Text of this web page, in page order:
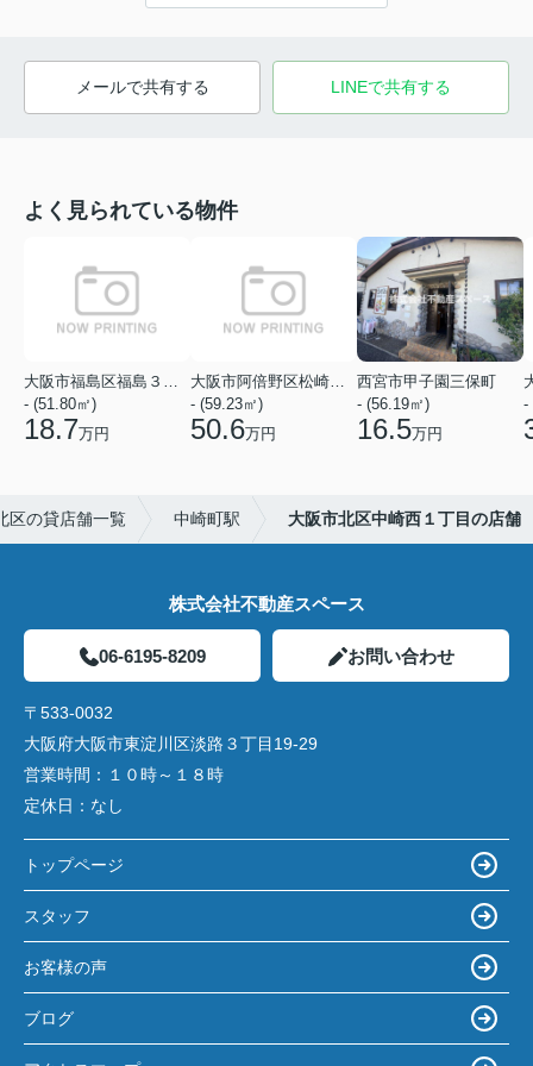
メールで共有する LINEで共有する
よく見られている物件
大阪市福島区福島３丁目
- (51.80㎡)
18.7万円
大阪市阿倍野区松崎町１丁目
- (59.23㎡)
50.6万円
西宮市甲子園三保町
- (56.19㎡)
16.5万円
-
区の貸店舗一覧 中崎町駅 大阪市北区中崎西１丁目の店舗
株式会社不動産スペース
06-6195-8209 お問い合わせ
〒533-0032
大阪府大阪市東淀川区淡路３丁目19-29
営業時間： １０時～１８時
定休日： なし
トップページ
スタッフ
お客様の声
ブログ